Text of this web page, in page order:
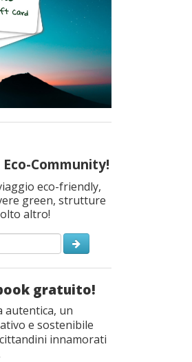
Community!
eco-friendly,
green, strutture
altro!
gratuito!
autentica, un
e sostenibile
innamorati